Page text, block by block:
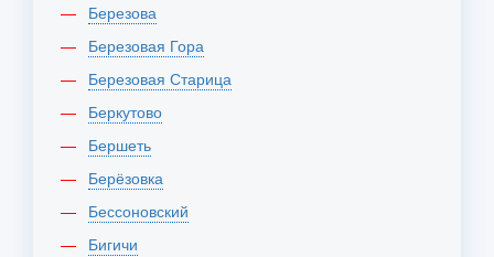
Березова
Березовая Гора
Березовая Старица
Беркутово
Бершеть
Берёзовка
Бессоновский
Бигичи